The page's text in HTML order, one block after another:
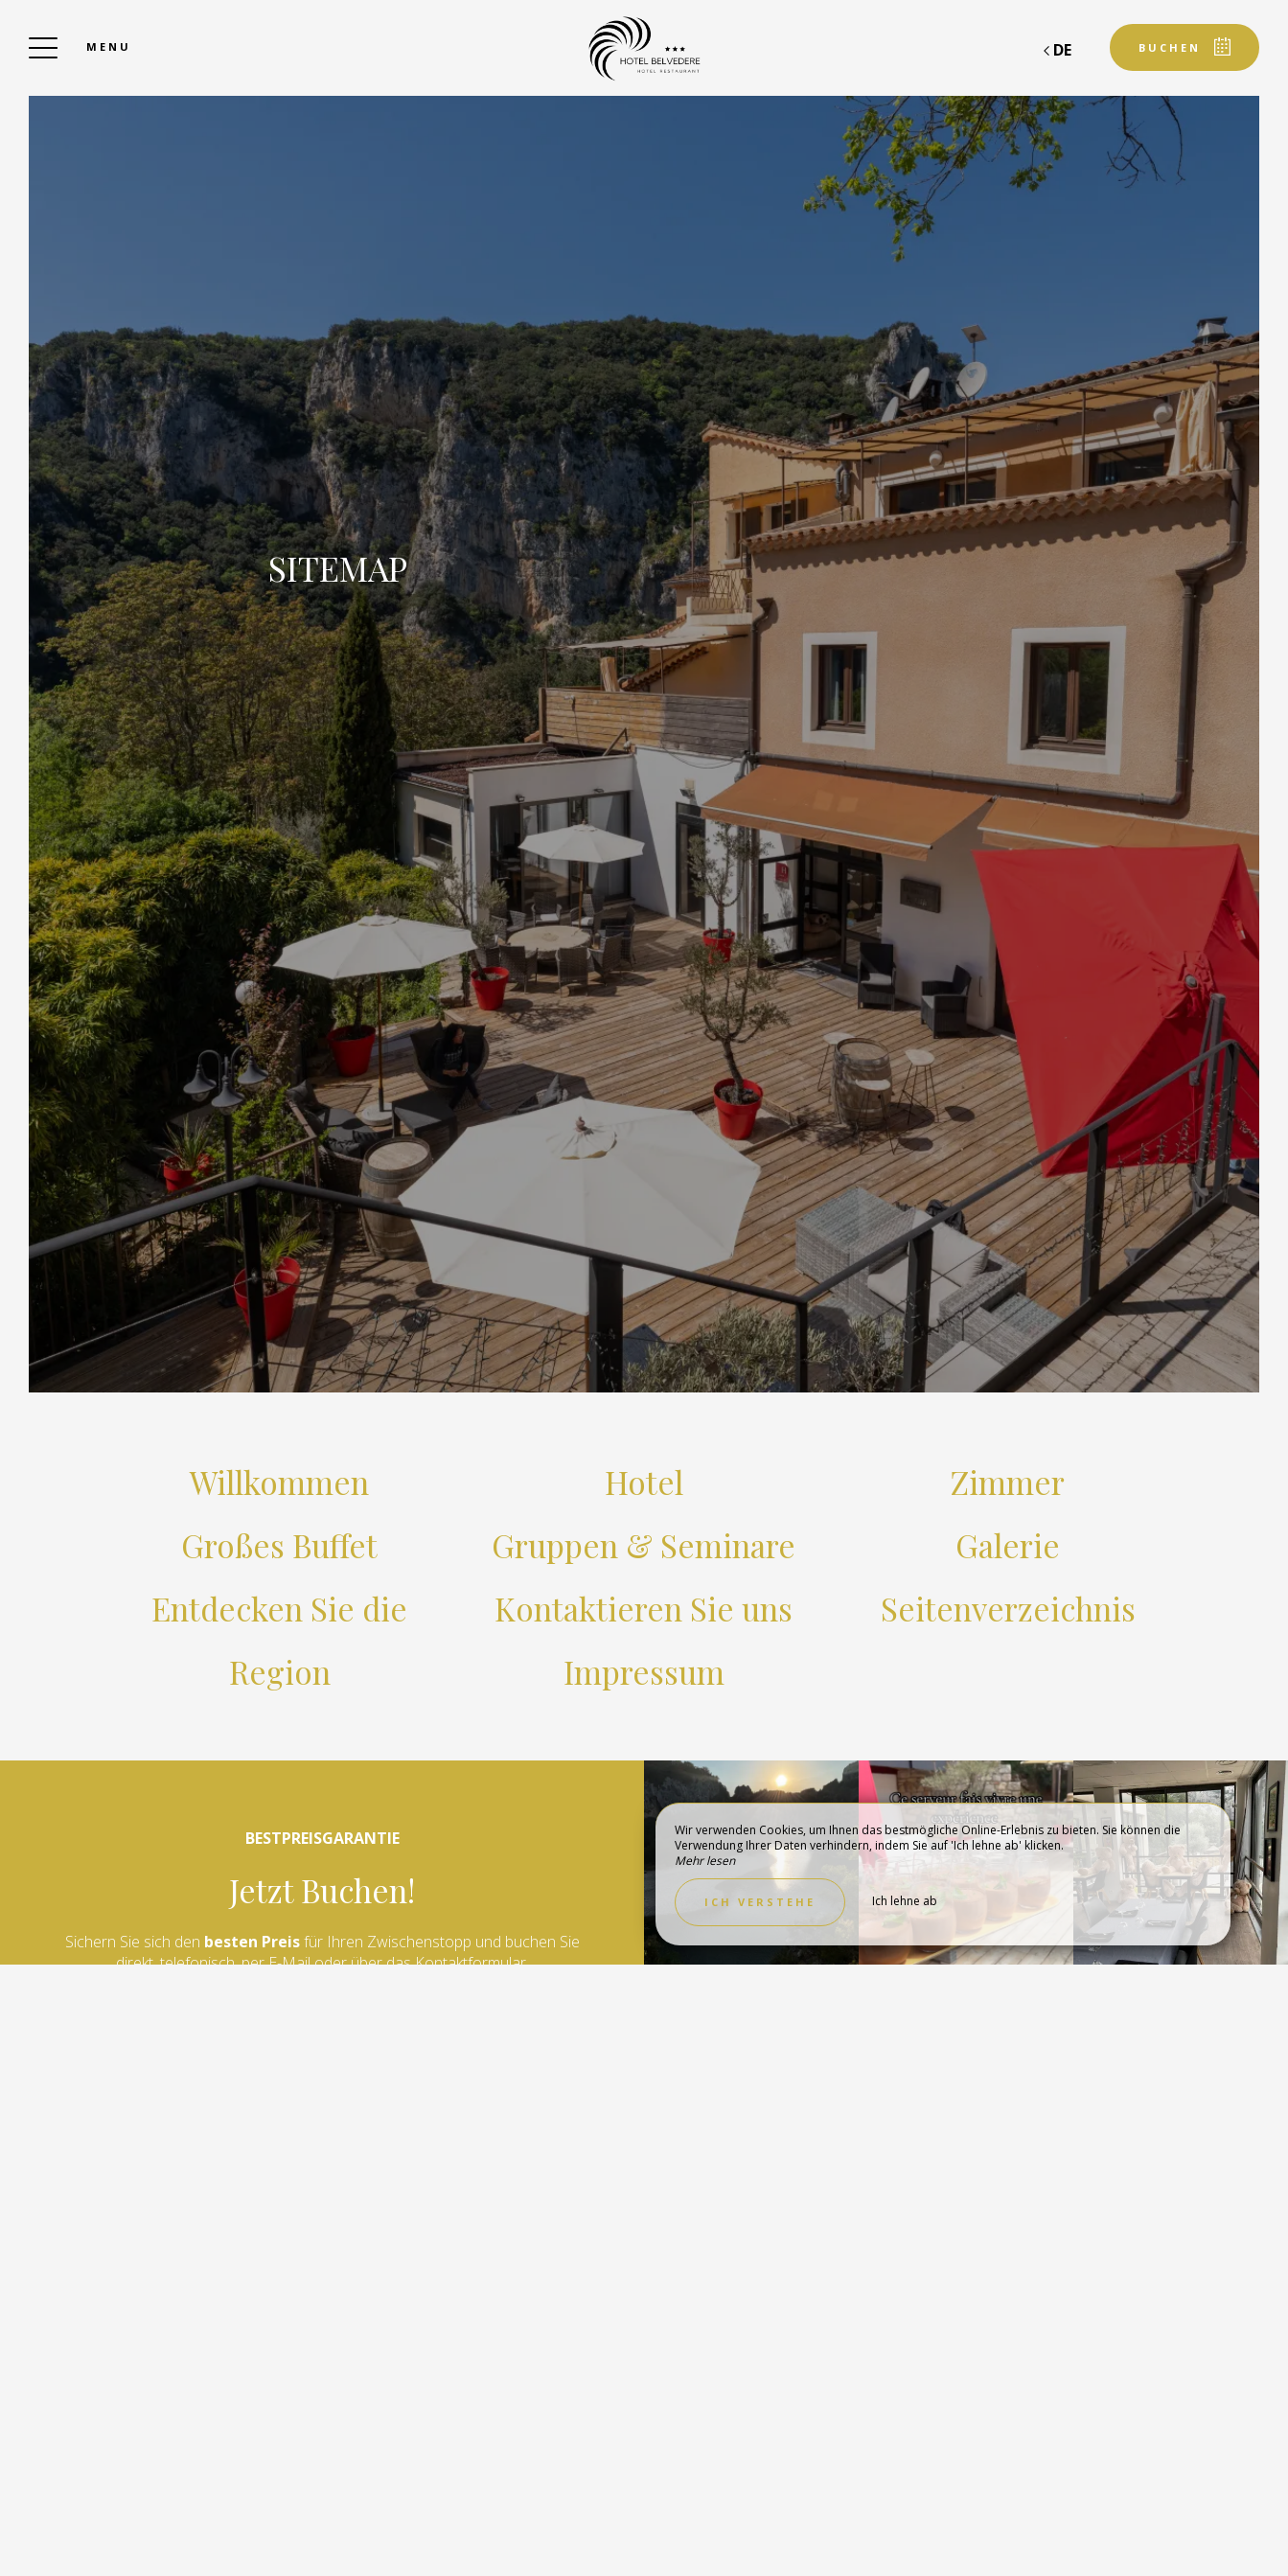
MENU BUCHEN
DE
WILLKOMMEN HOTEL ZIMMER GROSSES BUFFET
GRUPPEN & SEMINARE GALERIE
ENTDECKEN SIE DIE
REGION
KONTAKTIEREN SIE UNS
Um Zu Buchen
Buchen Sie Ihren Aufenthalt online und
sichern Sie sich die besten Preise. Geben Sie
Ihre Reisedaten und die Anzahl der
Reisenden ein, um verfügbare Unterkünfte
zu sehen. Kontaktieren Sie uns telefonisch,
per E-Mail oder über unser Online-Formular,
um Ihre Reise zu planen.
Ankunft
Ankunft Abfahrt
BUCHEN
SITEMAP
Willkommen Hotel
Zimmer
Großes Buffet
Gruppen & Seminare
Galerie
Entdecken Sie die
Region
Kontaktieren Sie uns
Seitenverzeichnis
Impressum
BESTPREISGARANTIE
Jetzt Buchen!
Sichern Sie sich den besten Preisfür Ihren Zwischenstopp und buchen Sie
direkt, telefonisch, per E-Mail oder über das Kontaktformular.
Wir verwenden Cookies, um Ihnen das bestmögliche Online-Erlebnis zu bieten. Sie können die
Verwendung Ihrer Daten verhindern, indem Sie auf 'Ich lehne ab' klicken.
Mehr lesen
ICH VERSTEHE Ich lehne ab